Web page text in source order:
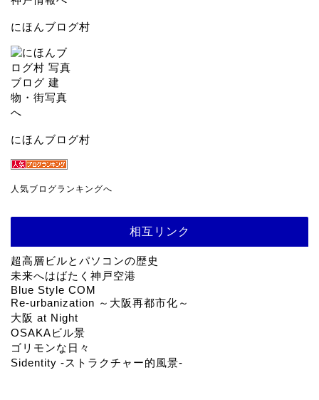
にほんブログ村
にほんブログ村
人気ブログランキングへ
相互リンク
超高層ビルとパソコンの歴史
未来へはばたく神戸空港
Blue Style COM
Re-urbanization ～大阪再都市化～
大阪 at Night
OSAKAビル景
ゴリモンな日々
Sidentity -ストラクチャー的風景-